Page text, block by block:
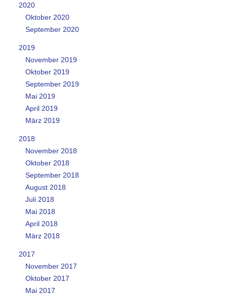
2020
Oktober 2020
September 2020
2019
November 2019
Oktober 2019
September 2019
Mai 2019
April 2019
März 2019
2018
November 2018
Oktober 2018
September 2018
August 2018
Juli 2018
Mai 2018
April 2018
März 2018
2017
November 2017
Oktober 2017
Mai 2017